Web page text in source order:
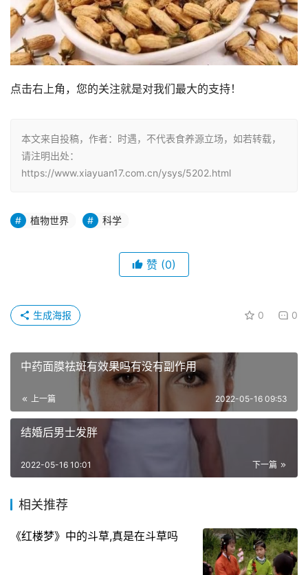
点击右上角，您的关注就是对我们最大的支持！
本文来自投稿，作者：时遇，不代表食养源立场，如若转载，
请注明出处：
https://www.xiayuan17.com.cn/ysys/5202.html
植物世界 科学
赞 (0)
0 0
生成海报
中药面膜祛斑有效果吗有没有副作用
上一篇 2022-05-16 09:53
结婚后男士发胖
下一篇
2022-05-16 10:01
相关推荐
《红楼梦》中的斗草,真是在斗草吗